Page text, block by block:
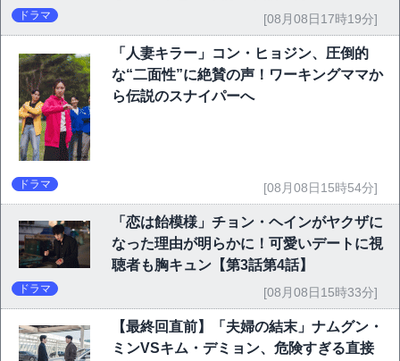
ドラマ [08月08日17時19分]
「人妻キラー」コン・ヒョジン、圧倒的
な“二面性”に絶賛の声！ワーキングママか
ら伝説のスナイパーへ
ドラマ [08月08日15時54分]
「恋は飴模様」チョン・ヘインがヤクザに
なった理由が明らかに！可愛いデートに視
聴者も胸キュン【第3話第4話】
ドラマ [08月08日15時33分]
【最終回直前】「夫婦の結末」ナムグン・
ミンVSキム・デミョン、危険すぎる直接